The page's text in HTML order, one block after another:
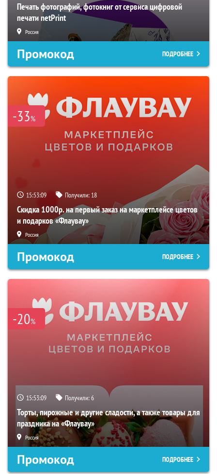
Печать фотографий, фотокниг от сервиса цифровой
печати netPrint
Россия
Промокод ПОДРОБНЕЕ
-33%
15:53:08 Получили: 18
Скидка 1000р. на первый заказ на маркетплейсе цветов
и подарков «Флаувау»
Россия
Промокод ПОДРОБНЕЕ
-20%
15:53:08 Получили:6
Торты, пирожные и другие сладости, а также товары для
праздника на «Флаувау»
Россия
Промокод ПОДРОБНЕЕ